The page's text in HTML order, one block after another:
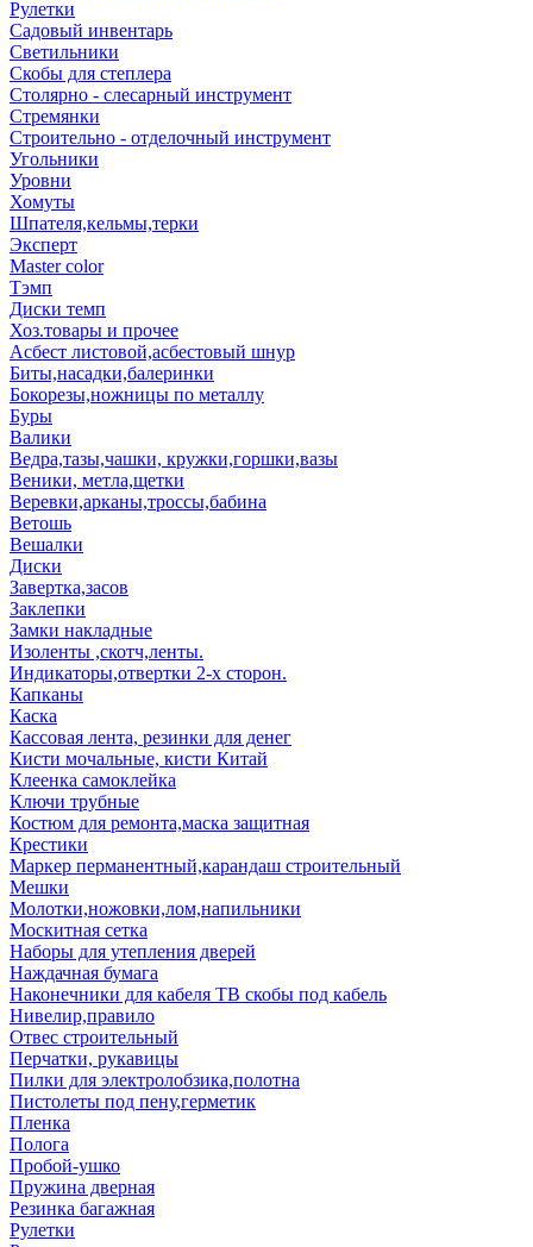
Рулетки
Садовый инвентарь
Светильники
Скобы для степлера
Столярно - слесарный инструмент
Стремянки
Строительно - отделочный инструмент
Угольники
Уровни
Хомуты
Шпателя,кельмы,терки
Эксперт
Master color
Тэмп
Диски темп
Хоз.товары и прочее
Асбест листовой,асбестовый шнур
Биты,насадки,балеринки
Бокорезы,ножницы по металлу
Буры
Валики
Ведра,тазы,чашки, кружки,горшки,вазы
Веники, метла,щетки
Веревки,арканы,троссы,бабина
Ветошь
Вешалки
Диски
Завертка,засов
Заклепки
Замки накладные
Изоленты ,скотч,ленты.
Индикаторы,отвертки 2-х сторон.
Капканы
Каска
Кассовая лента, резинки для денег
Кисти мочальные, кисти Китай
Клеенка самоклейка
Ключи трубные
Костюм для ремонта,маска защитная
Крестики
Маркер перманентный,карандаш строительный
Мешки
Молотки,ножовки,лом,напильники
Москитная сетка
Наборы для утепления дверей
Наждачная бумага
Наконечники для кабеля ТВ скобы под кабель
Нивелир,правило
Отвес строительный
Перчатки, рукавицы
Пилки для электролобзика,полотна
Пистолеты под пену,герметик
Пленка
Полога
Пробой-ушко
Пружина дверная
Резинка багажная
Рулетки